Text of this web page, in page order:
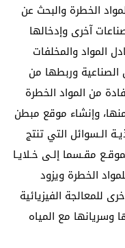
الخطرة والبحث عن
آخرى وإدخالها
المواد والمخلفات
الصناعية وربطها من
من المواد الخطرة
وإنشاء موقع مبطن
الـسوائل التي تنتج
مقـسما إلـى خـلايـا
الخطرة ويزود
للمعالجة الفيزيائية
وسريانها مع المياه